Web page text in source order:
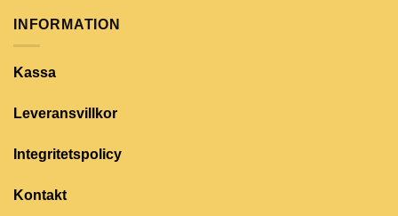
INFORMATION
Kassa
Leveransvillkor
Integritetspolicy
Kontakt